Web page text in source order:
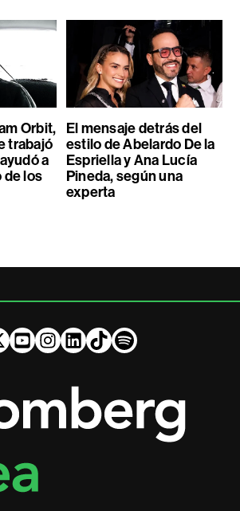
Orbit,
trabajó
a
de los
El mensaje detrás del
estilo de Abelardo De la
Espriella y Ana Lucía
Pineda, según una
experta